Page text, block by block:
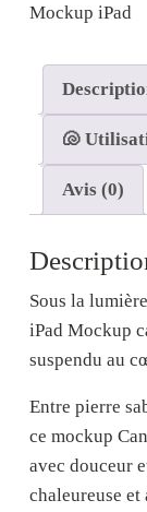
Mockup iPad
🐚
Avis (0)
Sous la
iPad Mockup
suspendu au
Entre pierre
cemockup
avec douceur
chaleureuse